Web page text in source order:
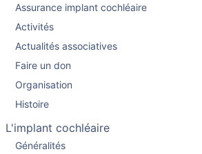
Assurance implant cochléaire
Activités
Actualités associatives
Faire un don
Organisation
Histoire
L'implant cochléaire
Généralités